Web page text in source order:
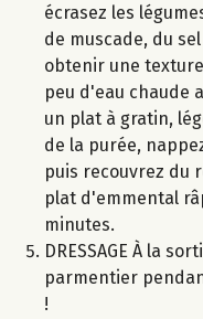
écrasez les
de muscade, du
obtenir une
peu d'eau chaude
un plat à gratin,
de la purée,
puis recouvrez du
plat d'emmental
minutes.
DRESSAGE À la
parmentier
!